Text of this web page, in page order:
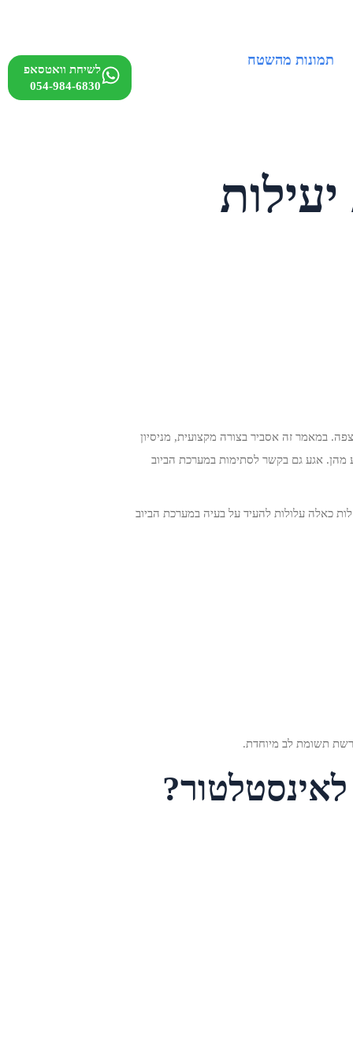
תמונות מהשטח
לשיחת וואטסאפ
054-984-6830
5 שיטות יעילות
במאמר זה אסביר בצורה מקצועית, מניסיון
מהן. אגע גם בקשר לסתימות במערכת הביוב
כאלה עלולות להעיד על בעיה במערכת הביוב
תשומת לב מיוחדת.